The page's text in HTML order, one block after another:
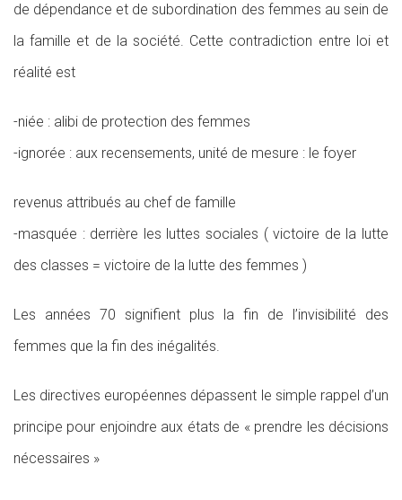
de dépendance et de subordination des femmes au sein de
la famille et de la société. Cette contradiction entre loi et
réalité est
-niée : alibi de protection des femmes
-ignorée : aux recensements, unité de mesure : le foyer
revenus attribués au chef de famille
-masquée : derrière les luttes sociales ( victoire de la lutte
des classes = victoire de la lutte des femmes )
Les années 70 signifient plus la fin de l’invisibilité des
femmes que la fin des inégalités.
Les directives européennes dépassent le simple rappel d’un
principe pour enjoindre aux états de « prendre les décisions
nécessaires »